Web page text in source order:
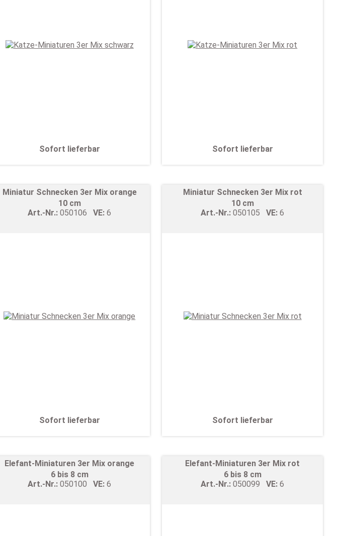
Sofort lieferbar Sofort lieferbar
Miniatur Schnecken 3er Mix orange
10 cm
Art.-Nr.:050106VE:6
Sofort lieferbar
Miniatur Schnecken 3er Mix rot
10 cm
Art.-Nr.:050105VE:6
Sofort lieferbar
Elefant-Miniaturen 3er Mix orange
6 bis 8 cm
Art.-Nr.:050100VE:6
Elefant-Miniaturen 3er Mix rot
6 bis 8 cm
Art.-Nr.:050099VE:6